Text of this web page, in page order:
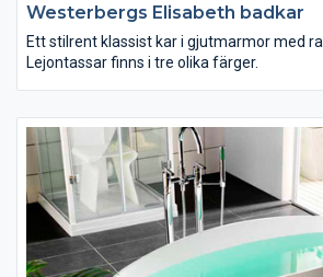
Westerbergs Elisabeth badkar
Ett stilrent klassist kar i gjutmarmor med
Lejontassar finns i tre olika färger.